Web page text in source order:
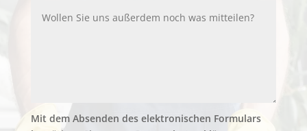
Mit dem Absenden des elektronischen Formulars